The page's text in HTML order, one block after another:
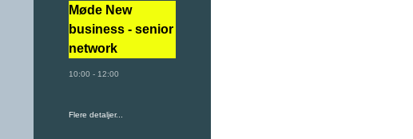
Møde New
business - senior
network
10:00 - 12:00
Flere detaljer...